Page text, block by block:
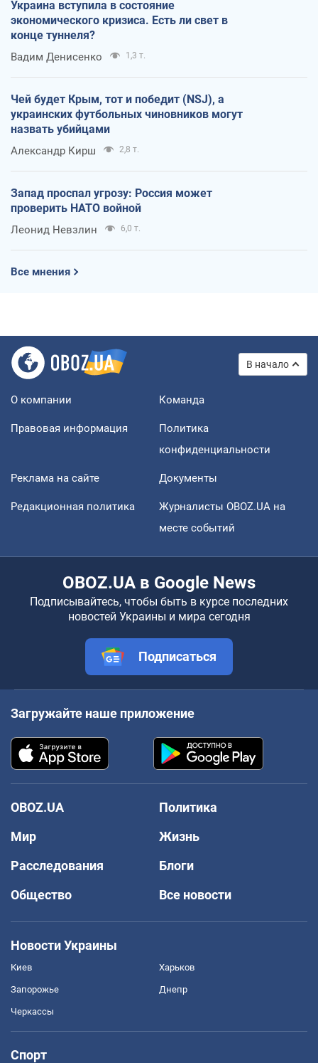
Украина вступила в состояние
экономического кризиса. Есть ли свет в
конце туннеля?
Вадим Денисенко 1,3 т.
Чей будет Крым, тот и победит (NSJ), а
украинских футбольных чиновников могут
назвать убийцами
Александр Кирш 2,8 т.
Запад проспал угрозу: Россия может
проверить НАТО войной
Леонид Невзлин 6,0 т.
Все мнения
В начало
О компании Команда
Правовая информация
Политика
конфиденциальности
Реклама на сайте Документы
Редакционная политика
Журналисты OBOZ.UA на
месте событий
OBOZ.UA в Google News
Подписывайтесь, чтобы быть в курсе последних
новостей Украины и мира сегодня
Подписаться
Загружайте наше приложение
OBOZ.UA
Политика
Мир
Жизнь
Расследования
Блоги
Общество
Все новости
Новости Украины
Киев Харьков
Запорожье Днепр
Черкассы
Спорт